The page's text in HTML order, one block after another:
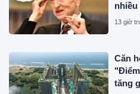
nhiều
13 giờ
Căn
tăng